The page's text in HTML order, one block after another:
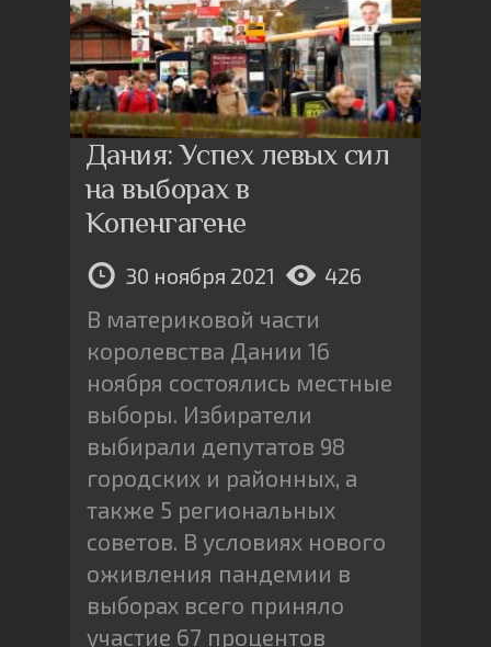
Дания: Успех левых сил
на выборах в
Копенгагене
30 ноября 2021 426
В материковой части
королевства Дании 16
ноября состоялись местные
выборы. Избиратели
выбирали депутатов 98
городских и районных, а
также 5 региональных
советов. В условиях нового
оживления пандемии в
выборах всего приняло
участие 67 процентов